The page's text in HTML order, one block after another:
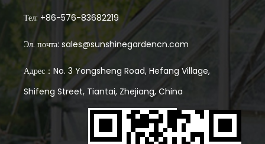
легкие и покрыты пластиковым листом, это является
достоверной проблемой, особенно для тех, кто живет в
областях, склонных к ветреным условиям. Одна из вещей,
которую следует рассмотреть, - это конструкция рамки.
Прочная рама, изготовленная из оцинкованной стали или
алюминия с тяжелой температурой, обеспечивает лучшую
поддержку давления ветра. Сила политуннельной
Тел: +86-576-83682219
Эл. почта:sales@sunshinegardencn.com
Адрес：No. 3 Yongsheng Road, Hefang Village,
Shifeng Street, Tiantai, Zhejiang, China